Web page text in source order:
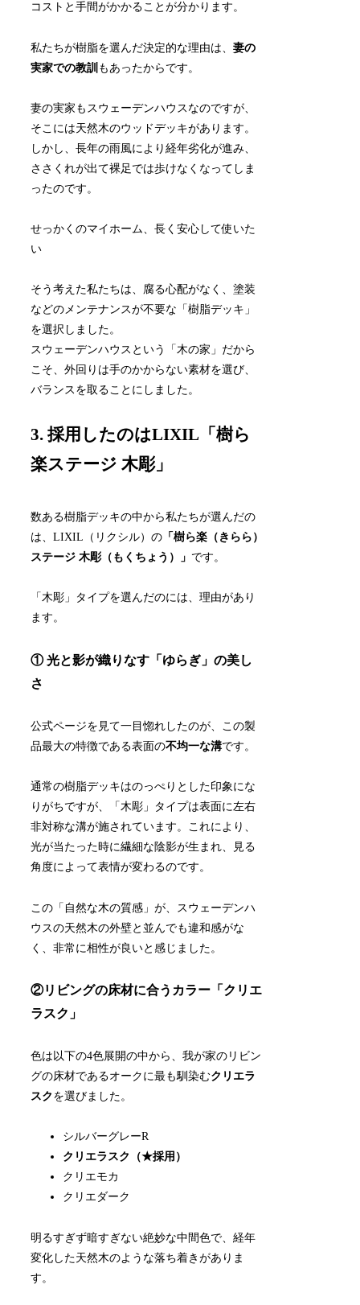
コストと手間がかかることが分かります。
私たちが樹脂を選んだ決定的な理由は、妻の
実家での教訓 もあったからです。
妻の実家もスウェーデンハウスなのですが、
そこには天然木のウッドデッキがあります。
しかし、長年の雨風により経年劣化が進み、
ささくれが出て裸足では歩けなくなってしま
ったのです。
せっかくのマイホーム、長く安心して使いた
い
そう考えた私たちは、腐る心配がなく、塗装
などのメンテナンスが不要な「樹脂デッキ」
を選択しました。
スウェーデンハウスという「木の家」だから
こそ、外回りは手のかからない素材を選び、
バランスを取ることにしました。
3. 採用したのはLIXIL「樹ら
楽ステージ 木彫」
数ある樹脂デッキの中から私たちが選んだの
は、LIXIL（リクシル）の 「樹ら楽（きらら）
ステージ 木彫（もくちょう）」 です。
「木彫」タイプを選んだのには、理由があり
ます。
① 光と影が織りなす「ゆらぎ」の美し
さ
公式ページを見て一目惚れしたのが、この製
品最大の特徴である表面の不均一な溝です。
通常の樹脂デッキはのっぺりとした印象にな
りがちですが、「木彫」タイプは表面に左右
非対称な溝が施されています。これにより、
光が当たった時に繊細な陰影が生まれ、見る
角度によって表情が変わるのです。
この「自然な木の質感」が、スウェーデンハ
ウスの天然木の外壁と並んでも違和感がな
く、非常に相性が良いと感じました。
②リビングの床材に合うカラー「クリエ
ラスク」
色は以下の4色展開の中から、我が家のリビン
グの床材であるオークに最も馴染むクリエラ
スク を選びました。
シルバーグレーR
クリエラスク（★採用）
クリエモカ
クリエダーク
明るすぎず暗すぎない絶妙な中間色で、経年
変化した天然木のような落ち着きがありま
す。